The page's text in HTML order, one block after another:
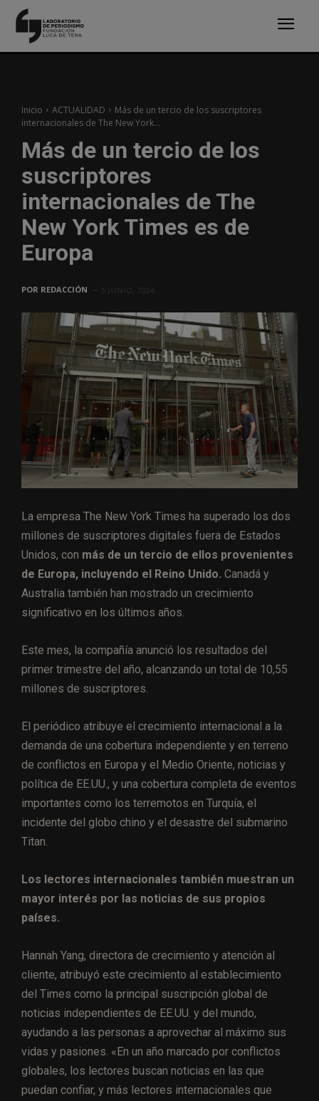
Inicio ACTUALIDAD
Más de un tercio de los suscriptores
internacionales de The New York...
Más de un tercio de los
suscriptores
internacionales de The
New York Times es de
Europa
POR REDACCIÓN
La empresa The New York Times ha superado los dos
millones de suscriptores digitales fuera de Estados
Unidos, con más de un tercio de ellos provenientes
de Europa, incluyendo el Reino Unido. Canadá y
Australia también han mostrado un crecimiento
significativo en los últimos años.
Este mes, la compañía anunció los resultados del
primer trimestre del año, alcanzando un total de 10,55
millones de suscriptores.
El periódico atribuye el crecimiento internacional a la
demanda de una cobertura independiente y en terreno
de conflictos en Europa y el Medio Oriente, noticias y
política de EE.UU., y una cobertura completa de eventos
importantes como los terremotos en Turquía, el
incidente del globo chino y el desastre del submarino
Titan.
Los lectores internacionales también muestran un
mayor interés por las noticias de sus propios
países.
Hannah Yang, directora de crecimiento y atención al
cliente, atribuyó este crecimiento al establecimiento
del Times como la principal suscripción global de
noticias independientes de EE.UU. y del mundo,
ayudando a las personas a aprovechar al máximo sus
vidas y pasiones. «En un año marcado por conflictos
globales, los lectores buscan noticias en las que
puedan confiar, y más lectores internacionales que